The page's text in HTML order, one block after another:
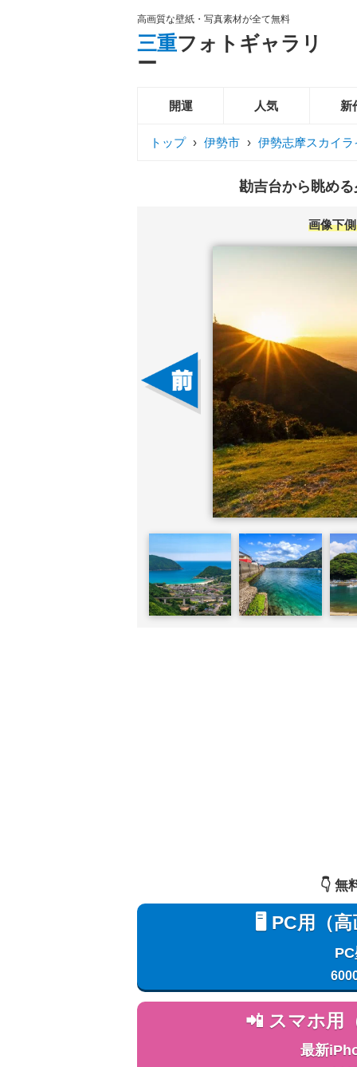
高画質な壁紙・写真素材が全て無料
三重フォトギャラリ
ー
開運 人気 新
トップ › 伊勢市 › 伊勢志摩スカイラ
勘吉台から眺め
画像下
👇️ 無
🖥️ PC用（
📲 スマホ用
最新